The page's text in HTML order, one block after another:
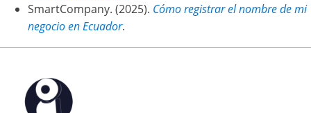
SmartCompany. (2025). Cómo registrar el nombre de mi
negocio en Ecuador.